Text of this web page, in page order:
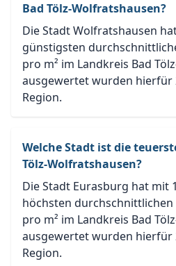
Bad Tölz-Wolfratshausen?
Die Stadt Wolfratshausen
günstigsten
pro m² im Landkreis Bad
ausgewertet wurden hierfür
Region.
Welche Stadt ist die
Tölz-Wolfratshausen?
Die Stadt Eurasburg hat mit
höchsten
pro m² im Landkreis Bad
ausgewertet wurden hierfür
Region.